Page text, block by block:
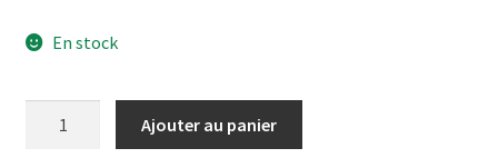
En stock
Ajouter au panier